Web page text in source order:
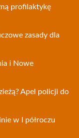
profilaktykę
zasady dla
i Nowe
Apel policji do
w I półroczu